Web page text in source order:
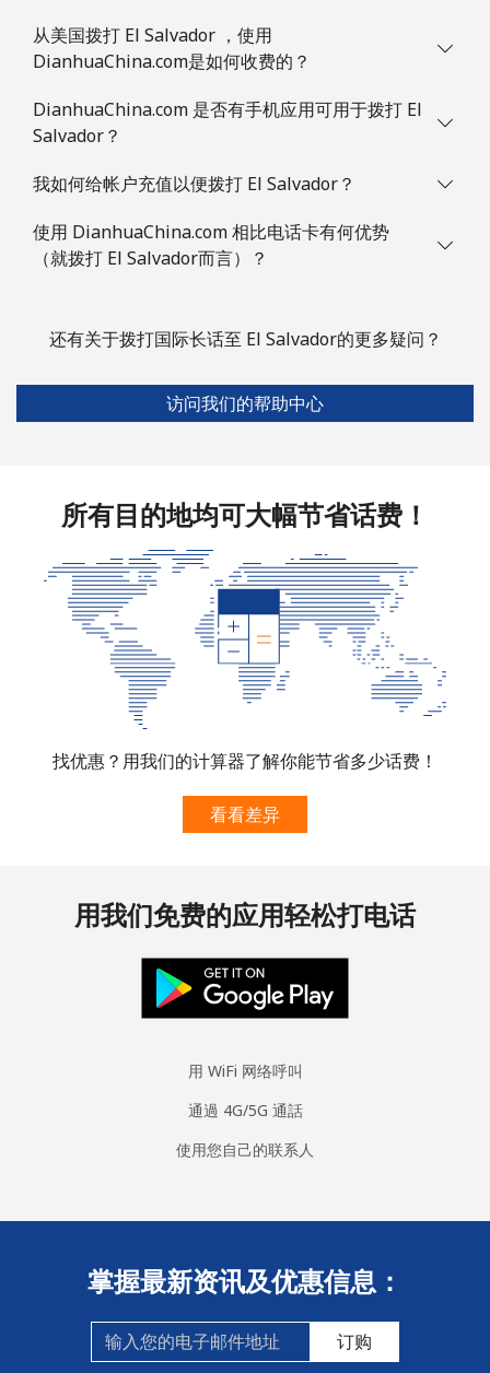
从美国拨打 El Salvador ，使用
DianhuaChina.com是如何收费的？
DianhuaChina.com 是否有手机应用可用于拨打 El
Salvador？
我如何给帐户充值以便拨打 El Salvador？
使用 DianhuaChina.com 相比电话卡有何优势
（就拨打 El Salvador而言）？
还有关于拨打国际长话至 El Salvador的更多疑问？
访问我们的帮助中心
所有目的地均可大幅节省话费！
找优惠？用我们的计算器了解你能节省多少话费！
看看差异
用我们免费的应用轻松打电话
用 WiFi 网络呼叫
通過 4G/5G 通話
使用您自己的联系人
掌握最新资讯及优惠信息：
订购